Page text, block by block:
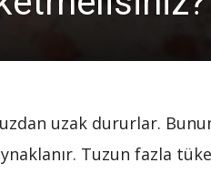
uzak dururlar.
Tuzun fazla